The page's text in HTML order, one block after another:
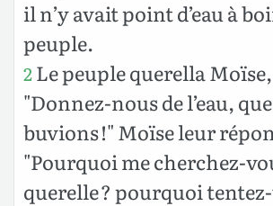
il n’y avait point d’eau à
peuple.
2Le peuple querella
"Donnez-nous de l’eau,
buvions !" Moïse leur
"Pourquoi me cherchez-
querelle ? pourquoi